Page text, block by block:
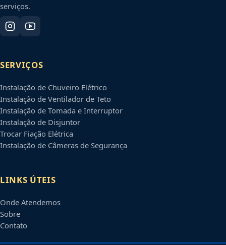
serviços.
SERVIÇOS
Instalação de Chuveiro Elétrico
Instalação de Ventilador de Teto
Instalação de Tomada e Interruptor
Instalação de Disjuntor
Trocar Fiação Elétrica
Instalação de Câmeras de Segurança
LINKS ÚTEIS
Onde Atendemos
Sobre
Contato